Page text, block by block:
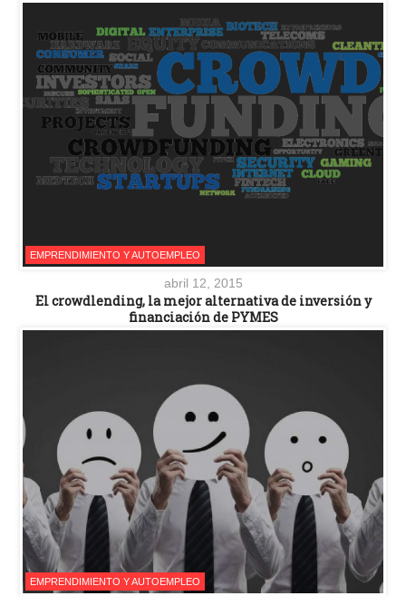
EMPRENDIMIENTO Y AUTOEMPLEO
abril 12, 2015
El crowdlending, la mejor alternativa de inversión y
financiación de PYMES
EMPRENDIMIENTO Y AUTOEMPLEO